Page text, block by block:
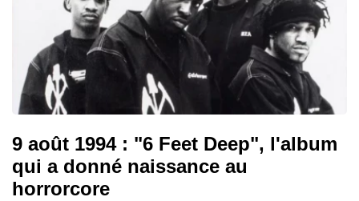
9 août 1994 : "6 Feet Deep", l'album
qui a donné naissance au
horrorcore